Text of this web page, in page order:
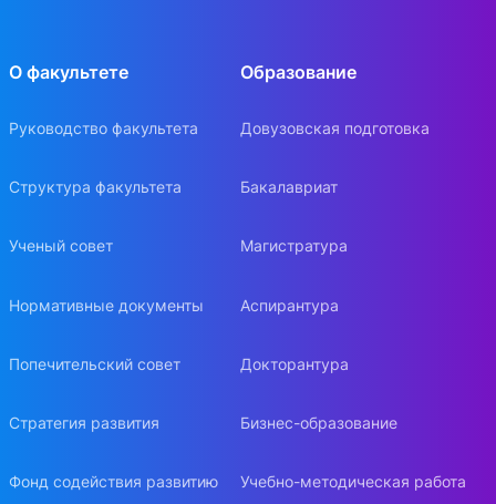
О факультете
Руководство факультета
Структура факультета
Ученый совет
Нормативные документы
Попечительский совет
Стратегия развития
Фонд содействия развитию
Образование
Довузовская подготовка
Бакалавриат
Магистратура
Аспирантура
Докторантура
Бизнес-образование
Учебно-методическая работа